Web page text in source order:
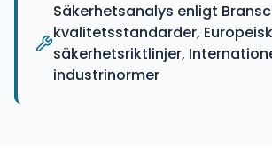
Säkerhetsanalys enligt
kvalitetsstandarder,
säkerhetsriktlinjer,
industrinormer